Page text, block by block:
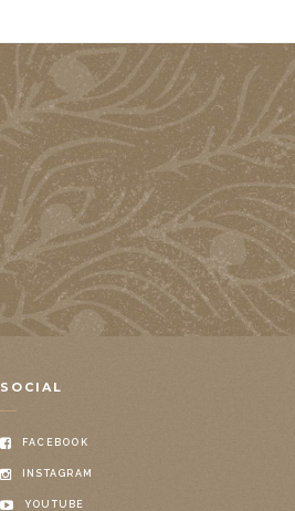
SOCIAL
FACEBOOK
INSTAGRAM
YOUTUBE